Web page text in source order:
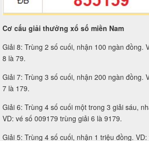
Cơ cấu giải thưởng xổ số miền Nam
Giải 8: Trùng 2 số cuối, nhận 100 ngàn đồng.
8 là 79.
Giải 7: Trùng 3 số cuối, nhận 200 ngàn đồng.
7 là 179.
Giải 6: Trùng 4 số cuối một trong 3 giải sáu,
VD: vé số 009179 trùng giải 6 là 9179.
Giải 5: Trùng 4 số cuối, nhận 1 triệu đồng.